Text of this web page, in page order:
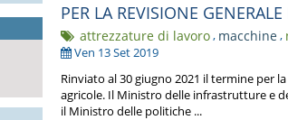
PER LA REVISIONE
attrezzature di lavoro, macchine,
Ven 13 Set 2019
Rinviato al 30 giugno 2021 il termine per
agricole. Il Ministro delle infrastrutture e
il Ministro delle politiche ...